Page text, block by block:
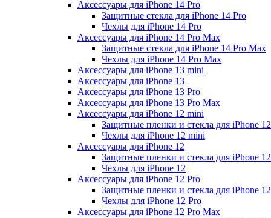
Аксессуары для iPhone 14 Pro
Защитные стекла для iPhone 14 Pro
Чехлы для iPhone 14 Pro
Аксессуары для iPhone 14 Pro Max
Защитные стекла для iPhone 14 Pro Max
Чехлы для iPhone 14 Pro Max
Аксессуары для iPhone 13 mini
Аксессуары для iPhone 13
Аксессуары для iPhone 13 Pro
Аксессуары для iPhone 13 Pro Max
Аксессуары для iPhone 12 mini
Защитные пленки и стекла для iPhone
Чехлы для iPhone 12 mini
Аксессуары для iPhone 12
Защитные пленки и стекла для iPhone 12
Чехлы для iPhone 12
Аксессуары для iPhone 12 Pro
Защитные пленки и стекла для iPhone
Чехлы для iPhone 12 Pro
Аксессуары для iPhone 12 Pro Max